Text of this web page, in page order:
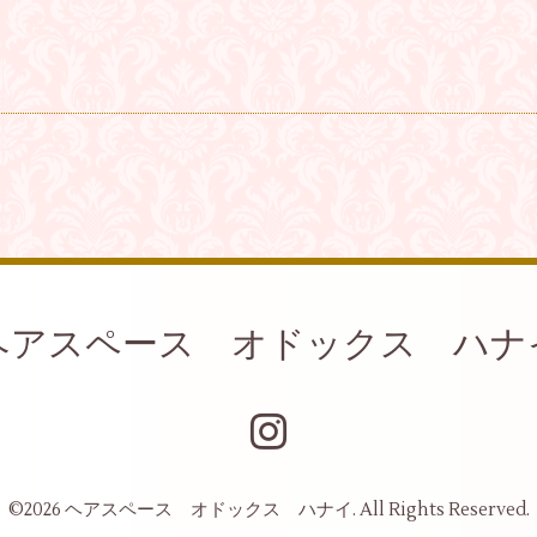
アスペース オドックス ハナ
©2026 ヘアスペース オドックス ハナイ. All Rights Reserved.